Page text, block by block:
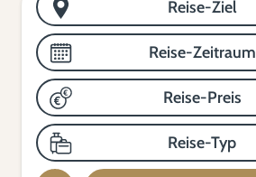
Reise-Ziel
Reise-Zeitraum
Reise-Preis
Reise-Typ